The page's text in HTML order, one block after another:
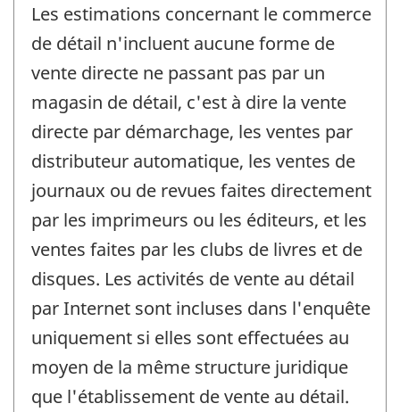
Les estimations concernant le commerce
de détail n'incluent aucune forme de
vente directe ne passant pas par un
magasin de détail, c'est à dire la vente
directe par démarchage, les ventes par
distributeur automatique, les ventes de
journaux ou de revues faites directement
par les imprimeurs ou les éditeurs, et les
ventes faites par les clubs de livres et de
disques. Les activités de vente au détail
par Internet sont incluses dans l'enquête
uniquement si elles sont effectuées au
moyen de la même structure juridique
que l'établissement de vente au détail.